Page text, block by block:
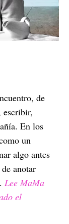
de
escribir,
En los
un
algo antes
anotar
Lee MaMa
el